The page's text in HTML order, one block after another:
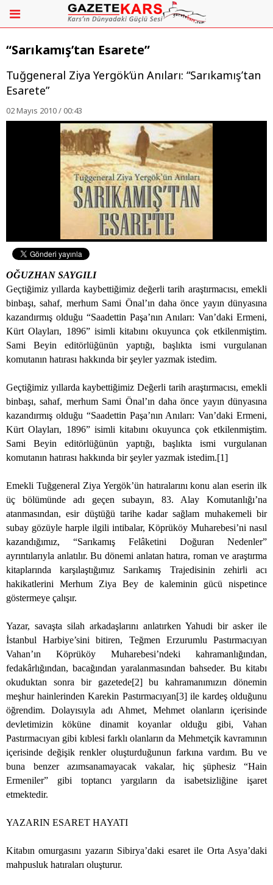
“Sarıkamış’tan Esarete”
Tuğgeneral Ziya Yergök’ün Anıları: “Sarıkamış’tan
Esarete”
02 Mayıs 2010 / 00:43
OĞUZHAN SAYGILI
Geçtiğimiz yıllarda kaybettiğimiz değerli tarih araştırmacısı, emekli
binbaşı, sahaf, merhum Sami Önal’ın daha önce yayın dünyasına
kazandırmış olduğu “Saadettin Paşa’nın Anıları: Van’daki Ermeni,
Kürt Olayları, 1896”isimli kitabını okuyunca çok etkilenmiştim.
Sami Beyin editörlüğünün yaptığı, başlıkta ismi vurgulanan
komutanın hatırası hakkında bir şeyler yazmak istedim.
Geçtiğimiz yıllarda kaybettiğimiz Değerli tarih araştırmacısı, emekli
binbaşı, sahaf, merhum Sami Önal’ın daha önce yayın dünyasına
kazandırmış olduğu “Saadettin Paşa’nın Anıları: Van’daki Ermeni,
Kürt Olayları, 1896”isimli kitabını okuyunca çok etkilenmiştim.
Sami Beyin editörlüğünün yaptığı, başlıkta ismi vurgulanan
komutanın hatırası hakkında bir şeyler yazmak istedim.[1]
Emekli Tuğgeneral Ziya Yergök’ün hatıralarını konu alan eserin ilk
üç bölümünde adı geçen subayın, 83. Alay Komutanlığı’na
atanmasından, esir düştüğü tarihe kadar sağlam muhakemeli bir
subay gözüyle harple ilgili intibalar, Köprüköy Muharebesi’ni nasıl
kazandığımız, “Sarıkamış Felâketini Doğuran Nedenler”
ayrıntılarıyla anlatılır. Bu dönemi anlatan hatıra, roman ve araştırma
kitaplarında karşılaştığımız Sarıkamış Trajedisinin zehirli acı
hakikatlerini Merhum Ziya Bey de kaleminin gücü nispetince
göstermeye çalışır.
Yazar, savaşta silah arkadaşlarını anlatırken Yahudi bir asker ile
İstanbul Harbiye’sini bitiren, Teğmen Erzurumlu Pastırmacıyan
Vahan’ın Köprüköy Muharebesi’ndeki kahramanlığından,
fedakârlığından, bacağından yaralanmasından bahseder. Bu kitabı
okuduktan sonra bir gazetede[2] bu kahramanımızın dönemin
meşhur hainlerinden Karekin Pastırmacıyan[3] ile kardeş olduğunu
öğrendim. Dolayısıyla adı Ahmet, Mehmet olanların içerisinde
devletimizin köküne dinamit koyanlar olduğu gibi, Vahan
Pastırmacıyan gibi kıblesi farklı olanların da Mehmetçik kavramının
içerisinde değişik renkler oluşturduğunun farkına vardım. Bu ve
buna benzer azımsanamayacak vakalar, hiç şüphesiz “Hain
Ermeniler” gibi toptancı yargıların da isabetsizliğine işaret
etmektedir.
YAZARIN ESARET HAYATI
Kitabın omurgasını yazarın Sibirya’daki esaret ile Orta Asya’daki
mahpusluk hatıraları oluşturur.